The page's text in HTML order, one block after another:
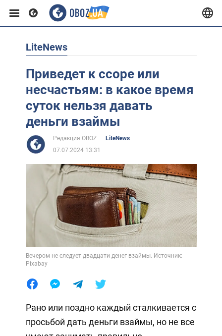
Европа
США
Азия
Африка
Лайфхаки
LiteNews
Приведет к ссоре или
несчастьям: в какое время
суток нельзя давать
деньги взаймы
Редакция OBOZ
LiteNews
07.07.2024 13:31
Вечером не следует двадцати денег взаймы. Источник:
Pixabay
Рано или поздно каждый сталкивается с
просьбой дать деньги взаймы, но не все